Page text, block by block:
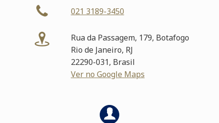
021 3189-3450
Rua da Passagem, 179, Botafogo
Rio de Janeiro, RJ
22290-031, Brasil
Ver no Google Maps